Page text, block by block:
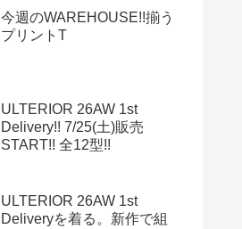
今週のWAREHOUSE!!揃う
プリントT
ULTERIOR 26AW 1st
Delivery!! 7/25(土)販売
START!! 全12型!!
ULTERIOR 26AW 1st
Deliveryを着る。新作で組